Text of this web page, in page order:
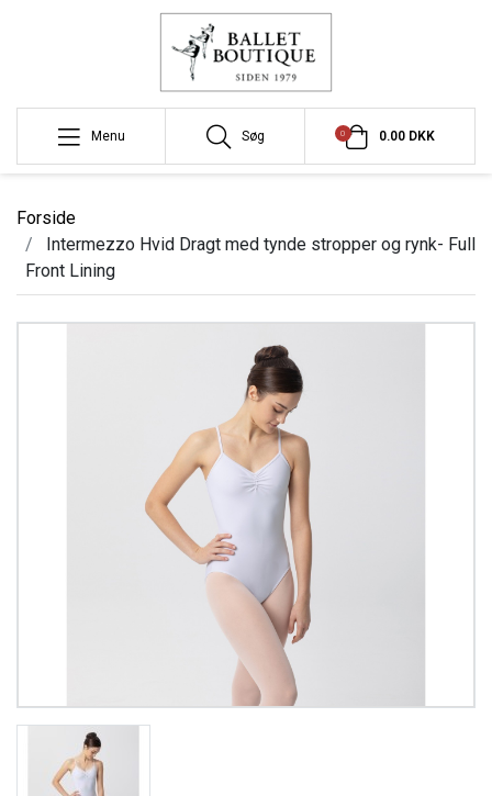
Menu Søg 0 0.00 DKK
Forside
Intermezzo Hvid Dragt med tynde stropper og rynk- Full
Front Lining